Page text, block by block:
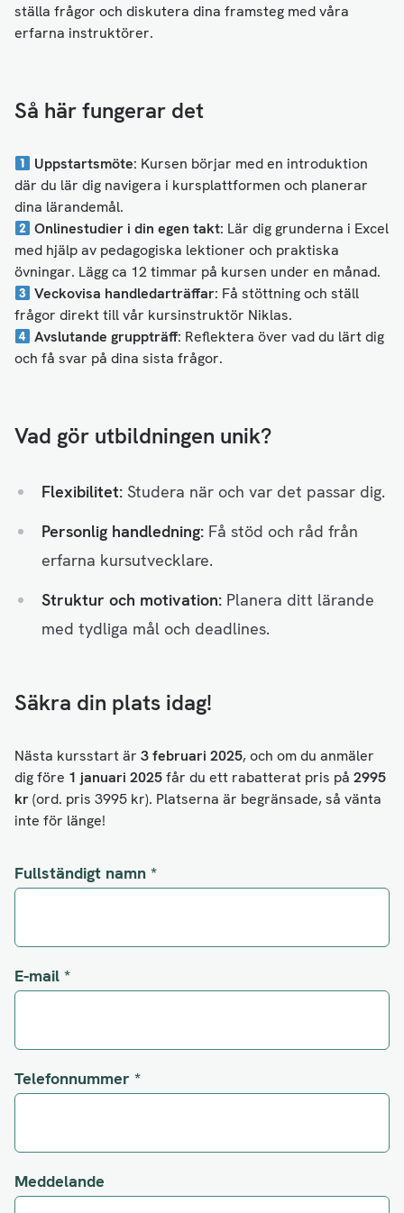
ställa frågor och diskutera dina framsteg med våra
erfarna instruktörer.
Så här fungerar det
Uppstartsmöte: Kursen börjar med en introduktion
där du lär dig navigera i kursplattformen och planerar
dina lärandemål.
Onlinestudier i din egen takt: Lär dig grunderna i Excel
med hjälp av pedagogiska lektioner och praktiska
övningar. Lägg ca 12 timmar på kursen under en månad.
Veckovisa handledarträffar: Få stöttning och ställ
frågor direkt till vår kursinstruktör Niklas.
Avslutande gruppträff: Reflektera över vad du lärt dig
och få svar på dina sista frågor.
Vad gör utbildningen unik?
Flexibilitet: Studera när och var det passar dig.
Personlig handledning: Få stöd och råd från
erfarna kursutvecklare.
Struktur och motivation: Planera ditt lärande
med tydliga mål och deadlines.
Säkra din plats idag!
Nästa kursstart är 3 februari 2025, och om du anmäler
dig före 1 januari 2025får du ett rabatterat pris på 2995
kr(ord. pris 3995 kr). Platserna är begränsade, så vänta
inte för länge!
Fullständigt namn *
E-mail *
Telefonnummer *
Meddelande